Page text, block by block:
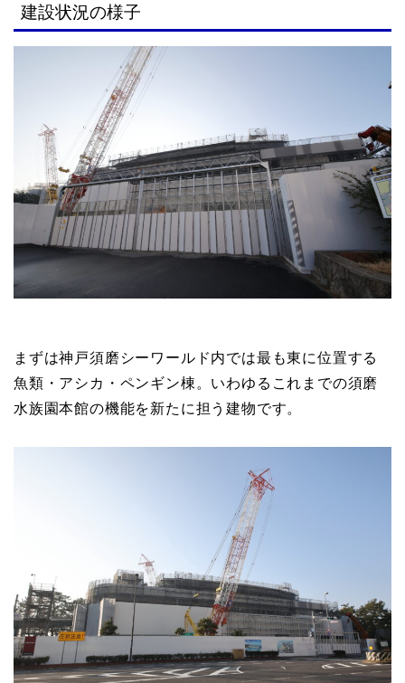
建設状況の様子
まずは神戸須磨シーワールド内では最も東に位置する
魚類・アシカ・ペンギン棟。いわゆるこれまでの須磨
水族園本館の機能を新たに担う建物です。